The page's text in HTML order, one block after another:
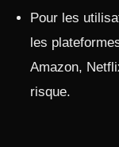
Pour les
les
Amazon,
risque.